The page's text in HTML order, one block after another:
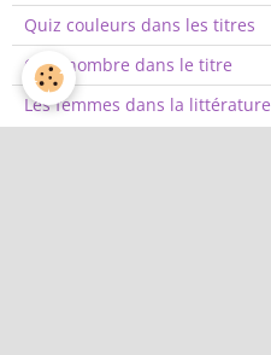
Quiz couleurs dans les titres
Quiz nombre dans le titre
Les femmes dans la littérature